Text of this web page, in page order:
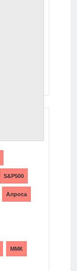
S&P500
Алроса
ММК